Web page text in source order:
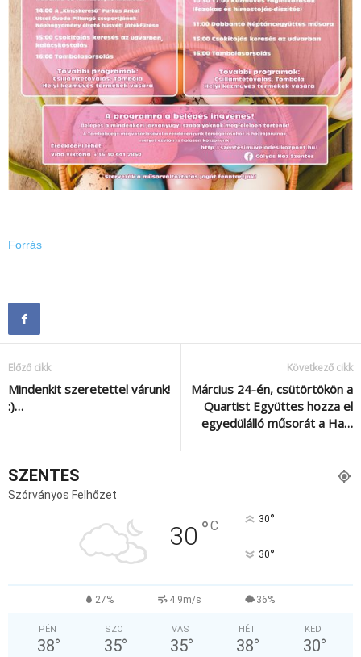
Forrás
Előző cikk
Mindenkit szeretettel várunk!
:)…
Következő cikk
Március 24-én, csütörtökön a
Quartist Együttes hozza el
egyedülálló műsorát a Ha…
SZENTES
Szórványos Felhőzet
30 °C 30°
30°
27% 4.9m/s 36%
PÉN
38°
SZO
35°
VAS
35°
HÉT
38°
KED
30°